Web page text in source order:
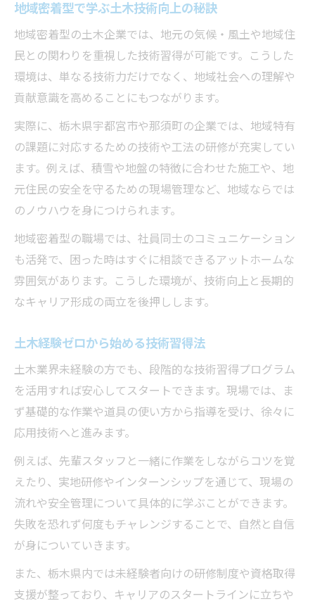
経験を活かした土木技術成長のポイント
現場経験が土木技術の成長を加速させる
土木分野で活きる経験活用術の紹介
土木経験をキャリアアップに活かす方法
土木分野で広がる新たなキャリアの形
革新的な土木技術導入の実践現場
土木業界の未来を切り拓く挑戦事例
土木分野の新技術を現場で体験する
土木技術向上がもたらす地域貢献例
地域密着型で学ぶ土木技術向上の秘訣
地域密着型の土木企業では、地元の気候・風土や地域住
民との関わりを重視した技術習得が可能です。こうした
環境は、単なる技術力だけでなく、地域社会への理解や
貢献意識を高めることにもつながります。
実際に、栃木県宇都宮市や那須町の企業では、地域特有
の課題に対応するための技術や工法の研修が充実してい
ます。例えば、積雪や地盤の特徴に合わせた施工や、地
元住民の安全を守るための現場管理など、地域ならでは
のノウハウを身につけられます。
地域密着型の職場では、社員同士のコミュニケーション
も活発で、困った時はすぐに相談できるアットホームな
雰囲気があります。こうした環境が、技術向上と長期的
なキャリア形成の両立を後押しします。
土木経験ゼロから始める技術習得法
土木業界未経験の方でも、段階的な技術習得プログラム
を活用すれば安心してスタートできます。現場では、ま
ず基礎的な作業や道具の使い方から指導を受け、徐々に
応用技術へと進みます。
例えば、先輩スタッフと一緒に作業をしながらコツを覚
えたり、実地研修やインターンシップを通じて、現場の
流れや安全管理について具体的に学ぶことができます。
失敗を恐れず何度もチャレンジすることで、自然と自信
が身についていきます。
また、栃木県内では未経験者向けの研修制度や資格取得
支援が整っており、キャリアのスタートラインに立ちや